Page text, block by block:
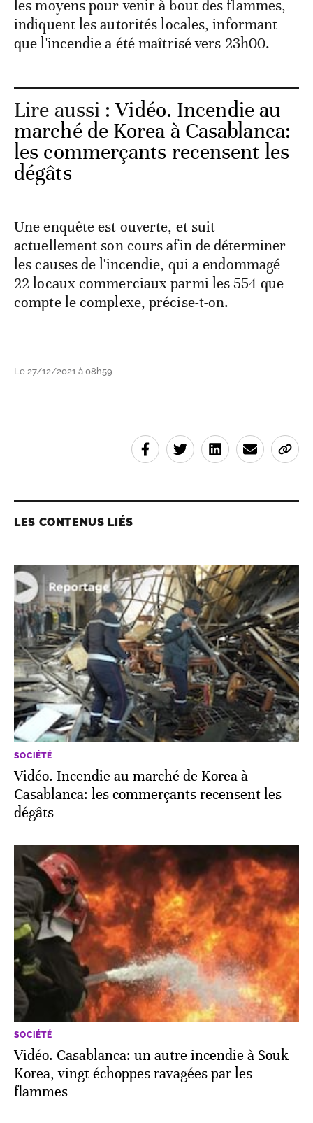
les moyens pour venir à bout des flammes,
indiquent les autorités locales, informant
que l'incendie a été maîtrisé vers 23h00.
Lire aussi :Vidéo. Incendie au
marché de Korea à Casablanca:
les commerçants recensent les
dégâts
Une enquête est ouverte, et suit
actuellement son cours afin de déterminer
les causes de l'incendie, qui a endommagé
22 locaux commerciaux parmi les 554 que
compte le complexe, précise-t-on.
Le 27/12/2021 à 08h59
LES CONTENUS LIÉS
SOCIÉTÉ
Vidéo. Incendie au marché de Korea à
Casablanca: les commerçants recensent les
dégâts
SOCIÉTÉ
Vidéo. Casablanca: un autre incendie à Souk
Korea, vingt échoppes ravagées par les
flammes